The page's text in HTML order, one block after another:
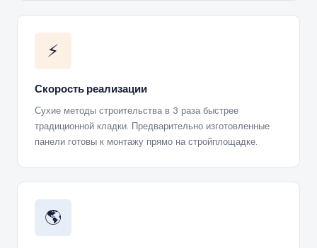
⚡
Скорость реализации
Сухие методы строительства в 3 раза быстрее
традиционной кладки. Предварительно изготовленные
панели готовы к монтажу прямо на стройплощадке.
🌎